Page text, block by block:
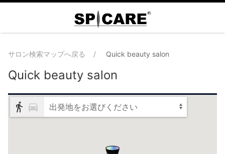
サロン検索マップへ戻る Quick beauty salon
Quick beauty salon
出発地をお選びください